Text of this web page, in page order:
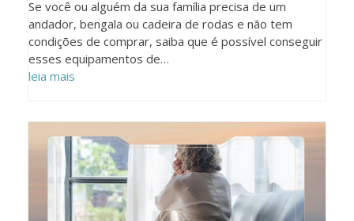
Se você ou alguém da sua família precisa de um
andador, bengala ou cadeira de rodas e não tem
condições de comprar, saiba que é possível conseguir
esses equipamentos de…
leia mais